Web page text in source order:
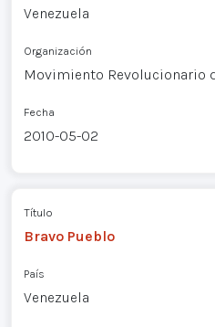
Venezuela
Organización
Movimiento Revolucionario
Fecha
2010-05-02
Título
Bravo Pueblo
País
Venezuela